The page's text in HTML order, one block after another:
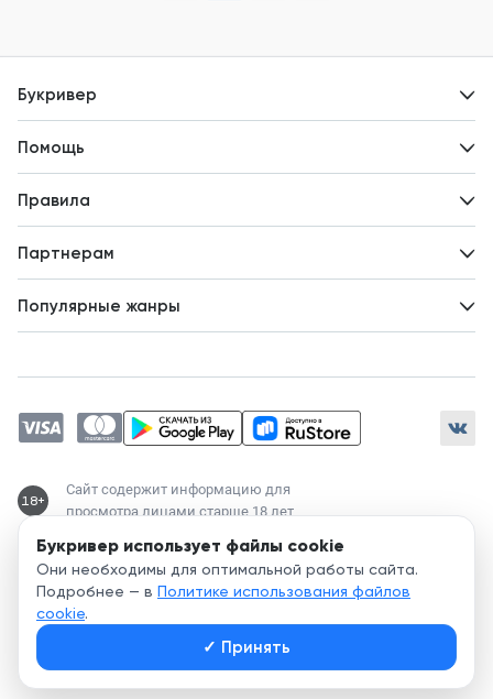
Букривер использует файлы cookie
Они необходимы для оптимальной работы сайта.
Подробнее — в Политике использования файлов
cookie.
✓ Принять
Букривер
Новости
Помощь
Правила
Партнерам
Популярные жанры
Магические академии
Современный любовный роман
Любовное фэнтези
18+
Сайт содержит информацию для
просмотра лицами старше 18 лет
Служба поддержки:
support@bookriver.ru
2020-
© Bookriver — литературно-издательская площадка,
объединяющая читателей и авторов.